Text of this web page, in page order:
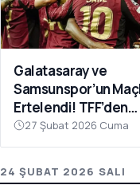
Galatasaray ve
Samsunspor’un
Ertelendi! TFF’den
Avrupa Mesaisi Kararı
27 Şubat 2026 Cuma
24 ŞUBAT 2026 SALI